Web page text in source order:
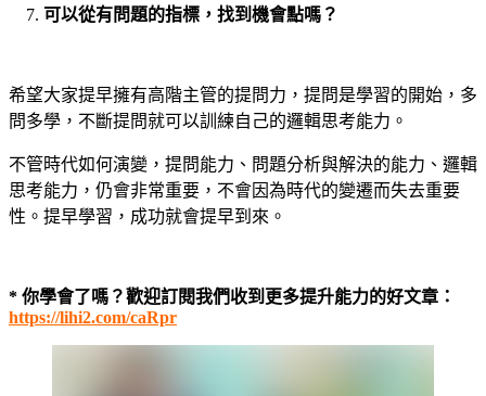
可以從有問題的指標，找到機會點嗎？
希望大家提早擁有高階主管的提問力，提問是學習的開始，多
問多學，不斷提問就可以訓練自己的邏輯思考能力。
不管時代如何演變，提問能力、問題分析與解決的能力、邏輯
思考能力，仍會非常重要，不會因為時代的變遷而失去重要
性。提早學習，成功就會提早到來。
* 你學會了嗎？歡迎訂閱我們收到更多提升能力的好文章：
https://lihi2.com/caRpr